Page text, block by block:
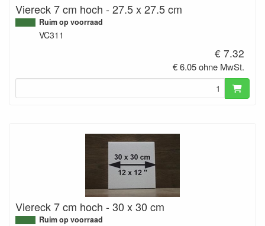
Viereck 7 cm hoch - 27.5 x 27.5 cm
Ruim op voorraad
VC311
€ 7.32
€ 6.05 ohne MwSt.
Viereck 7 cm hoch - 30 x 30 cm
Ruim op voorraad